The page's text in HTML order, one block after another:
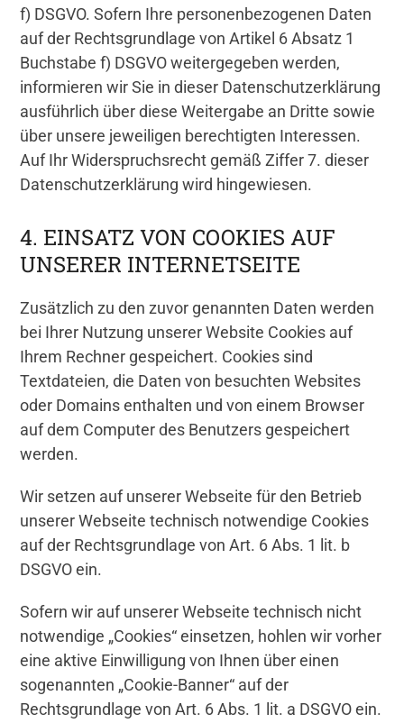
f) DSGVO. Sofern Ihre personenbezogenen Daten
auf der Rechtsgrundlage von Artikel 6 Absatz 1
Buchstabe f) DSGVO weitergegeben werden,
informieren wir Sie in dieser Datenschutzerklärung
ausführlich über diese Weitergabe an Dritte sowie
über unsere jeweiligen berechtigten Interessen.
Auf Ihr Widerspruchsrecht gemäß Ziffer 7. dieser
Datenschutzerklärung wird hingewiesen.
4. EINSATZ VON COOKIES AUF
UNSERER INTERNETSEITE
Zusätzlich zu den zuvor genannten Daten werden
bei Ihrer Nutzung unserer Website Cookies auf
Ihrem Rechner gespeichert. Cookies sind
Textdateien, die Daten von besuchten Websites
oder Domains enthalten und von einem Browser
auf dem Computer des Benutzers gespeichert
werden.
Wir setzen auf unserer Webseite für den Betrieb
unserer Webseite technisch notwendige Cookies
auf der Rechtsgrundlage von Art. 6 Abs. 1 lit. b
DSGVO ein.
Sofern wir auf unserer Webseite technisch nicht
notwendige „Cookies“ einsetzen, hohlen wir vorher
eine aktive Einwilligung von Ihnen über einen
sogenannten „Cookie-Banner“ auf der
Rechtsgrundlage von Art. 6 Abs. 1 lit. a DSGVO ein.